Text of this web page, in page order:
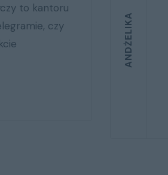
w kilka
wyciągam
lub otrzymuję
RAFAŁ M.